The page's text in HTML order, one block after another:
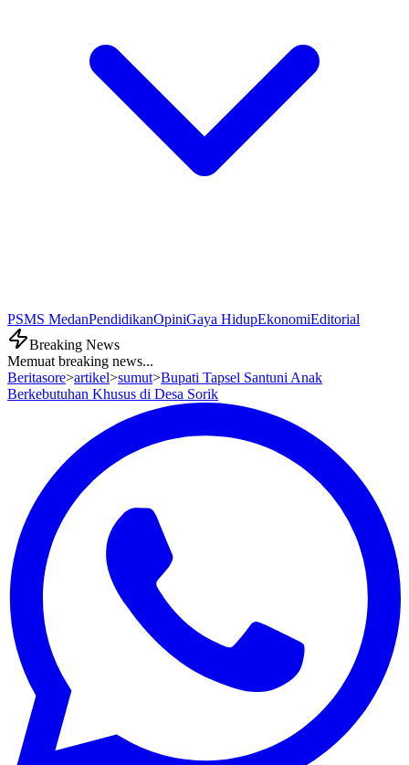
PSMS MedanPendidikanOpiniGaya HidupEkonomiEditorial
Breaking News
Memuat breaking news...
Beritasore>artikel>sumut>Bupati Tapsel Santuni Anak
Berkebutuhan Khusus di Desa Sorik